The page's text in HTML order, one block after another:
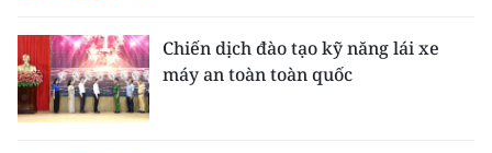
Chiến dịch đào tạo kỹ năng lái xe
máy an toàn toàn quốc